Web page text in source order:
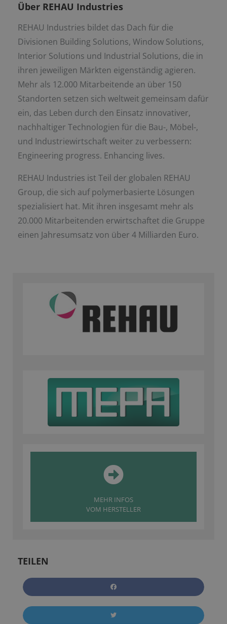
Über REHAU Industries
REHAU Industries bildet das Dach für die
Divisionen Building Solutions, Window Solutions,
Interior Solutions und Industrial Solutions, die in
ihren jeweiligen Märkten eigenständig agieren.
Mehr als 12.000 Mitarbeitende an über 150
Standorten setzen sich weltweit gemeinsam dafür
ein, das Leben durch den Einsatz innovativer,
nachhaltiger Technologien für die Bau-, Möbel-,
und Industriewirtschaft weiter zu verbessern:
Engineering progress. Enhancing lives.
REHAU Industries ist Teil der globalen REHAU
Group, die sich auf polymerbasierte Lösungen
spezialisiert hat. Mit ihren insgesamt mehr als
20.000 Mitarbeitenden erwirtschaftet die Gruppe
einen Jahresumsatz von über 4 Milliarden Euro.
MEHR INFOS
VOM HERSTELLER
TEILEN